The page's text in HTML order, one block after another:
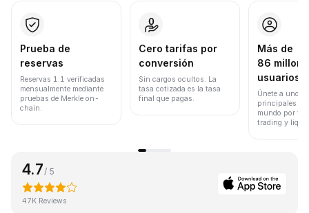
Prueba de
reservas
Reservas 1:1 verificadas
mensualmente mediante
pruebas de Merkle on-
chain.
Cero tarifas por
conversión
Sin cargos ocultos. La
tasa cotizada es la tasa
final que pagas.
Más de
86
usuarios
Únete a uno
principales
mundo por
trading y
4.7/ 5
47K Reviews